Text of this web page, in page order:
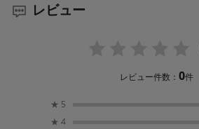
レビュー
レビュー件数：0件
★ 5
★ 4